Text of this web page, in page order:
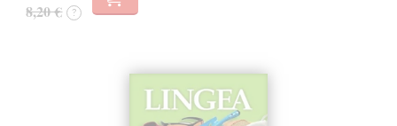
8,20 € ?